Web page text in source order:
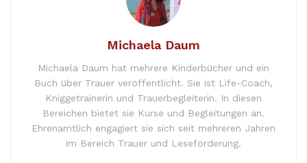
Michaela Daum
Michaela Daum hat mehrere Kinderbücher und ein
Buch über Trauer veröffentlicht. Sie ist Life-Coach,
Kniggetrainerin und Trauerbegleiterin. In diesen
Bereichen bietet sie Kurse und Begleitungen an.
Ehrenamtlich engagiert sie sich seit mehreren Jahren
im Bereich Trauer und Leseförderung.